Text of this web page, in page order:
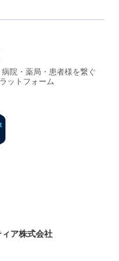
病院・薬局・患者様を繋ぐ
ットフォーム
ア株式会社